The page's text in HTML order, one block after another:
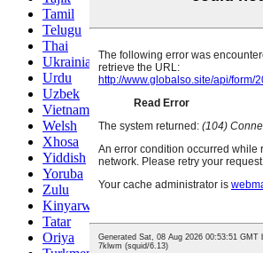
Tamil
Telugu
Thai
Ukrainian
Urdu
Uzbek
Vietnamese
Welsh
Xhosa
Yiddish
Yoruba
Zulu
Kinyarwanda
Tatar
Oriya